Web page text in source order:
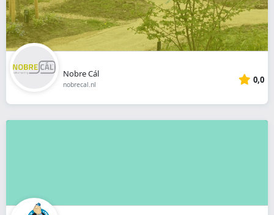
Nobre Cál
nobrecal.nl 0,0